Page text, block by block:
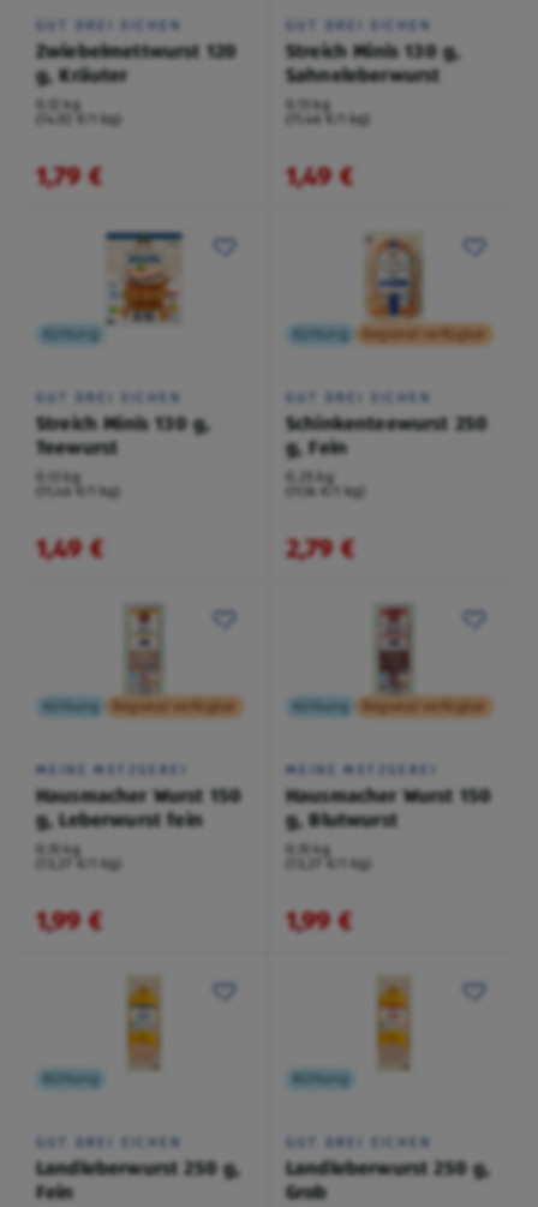
GUT DREI EICHEN
Zwiebelmettwurst 120
g, Kräuter
0,12 kg
(14,92 €/1 kg)
1,79 €
GUT DREI EICHEN
Streich Minis 130 g,
Sahneleberwurst
0,13 kg
(11,46 €/1 kg)
1,49 €
Kühlung
GUT DREI EICHEN
Streich Minis 130 g,
Teewurst
0,13 kg
(11,46 €/1 kg)
1,49 €
Kühlung Regional verfügbar
GUT DREI EICHEN
Schinkenteewurst 250
g, Fein
0,25 kg
(11,16 €/1 kg)
2,79 €
Kühlung Regional verfügbar
MEINE METZGEREI
Hausmacher Wurst 150
g, Leberwurst fein
0,15 kg
(13,27 €/1 kg)
1,99 €
Kühlung Regional verfügbar
MEINE METZGEREI
Hausmacher Wurst 150
g, Blutwurst
0,15 kg
(13,27 €/1 kg)
1,99 €
Kühlung
GUT DREI EICHEN
Landleberwurst 250 g,
Fein
Kühlung
GUT DREI EICHEN
Landleberwurst 250 g,
Grob